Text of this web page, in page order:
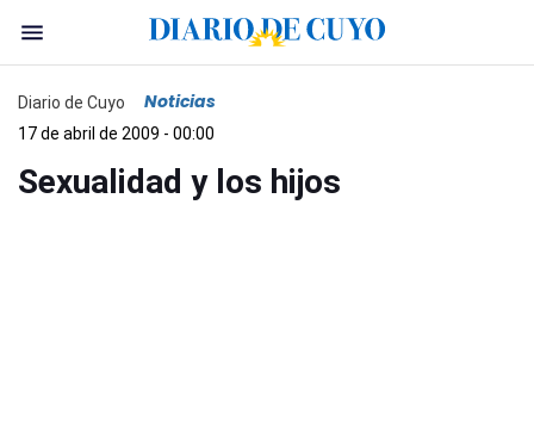
Diario de Cuyo Noticias
17 de abril de 2009 - 00:00
Sexualidad y los hijos